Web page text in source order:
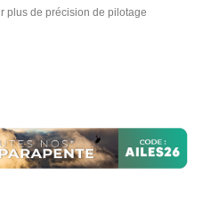
plus de précision de pilotage